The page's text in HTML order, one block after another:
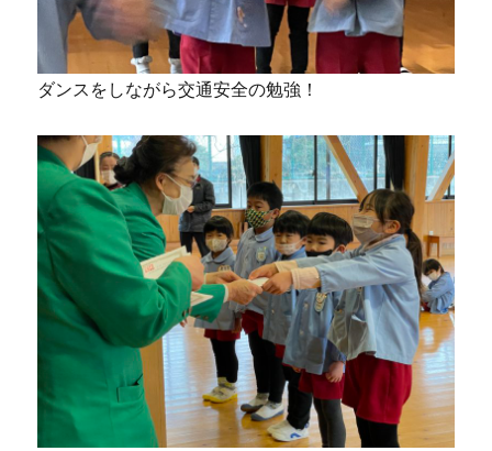
ダンスをしながら交通安全の勉強！